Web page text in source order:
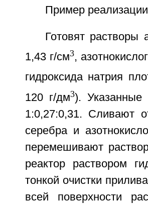
Пример реализации
Готовят растворы
1,43 г/см3,
гидроксида натрия
120 г/дм3). Указанные
1:0,27:0,31. Сливают
серебра и
перемешивают
реактор раствором
тонкой очистки
всей поверхности